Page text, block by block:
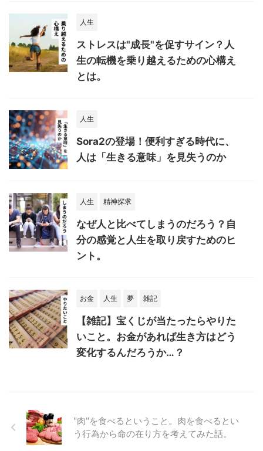
人生
ストレスは"成長"を促すサイン？人
生の転機を乗り越えるための心構え
とは。
人生
Sora2の登場！便利すぎる時代に、
人は「生きる意味」を見失うのか
人生 精神探求
なぜ人と比べてしまうのだろう？自
分の感覚と人生を取り戻すためのヒ
ント。
お金 人生 夢 雑記
【雑記】宝くじが当たったらやりた
いこと。お金があれば生き方はどう
変化するんだろうか…？
"肉"を食べるということ。肉を食べるとい
う行為から命の在り方を考えてみた話。